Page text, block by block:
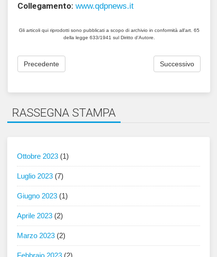
Collegamento: www.qdpnews.it
Gli articoli qui riprodotti sono pubblicati a scopo di archivio in conformità all'art. 65
della legge 633/1941 sul Diritto d'Autore.
Precedente Successivo
RASSEGNA STAMPA
Ottobre 2023 (1)
Luglio 2023 (7)
Giugno 2023 (1)
Aprile 2023 (2)
Marzo 2023 (2)
Febbraio 2023 (2)